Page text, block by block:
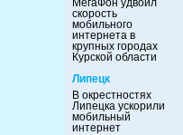
МегаФон удвоил
скорость
мобильного
интернета в
крупных городах
Курской области
Липецк
В окрестностях
Липецка ускорили
мобильный
интернет